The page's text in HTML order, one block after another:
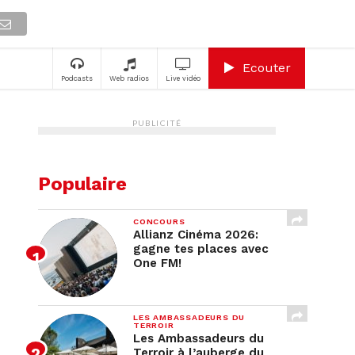
Podcasts Web radios Live vidéo
Ecouter
PUBLICITÉ
Populaire
CONCOURS
Allianz Cinéma 2026:
gagne tes places avec
One FM!
LES AMBASSADEURS DU
TERROIR
Les Ambassadeurs du